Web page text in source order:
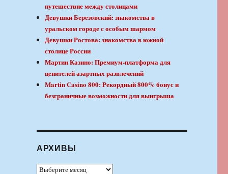
путешествие между столицами
Девушки Березовский: знакомства в
уральском городе с особым шармом
Девушки Ростова: знакомства в южной
столице России
Мартин Казино: Премиум-платформа для
ценителей азартных развлечений
Martin Casino 800: Рекордный 800% бонус и
безграничные возможности для выигрыша
АРХИВЫ
Архивы